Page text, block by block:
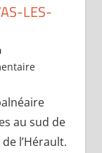
LES-
au sud de
l’Hérault.